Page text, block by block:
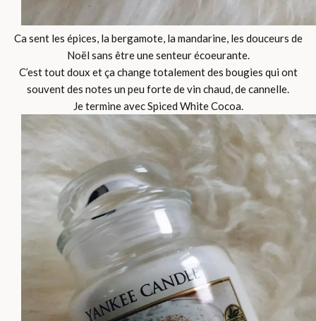
Ca sent les épices, la bergamote, la mandarine, les douceurs de
Noël sans être une senteur écoeurante.
C’est tout doux et ça change totalement des bougies qui ont
souvent des notes un peu forte de vin chaud, de cannelle.
Je termine avec Spiced White Cocoa.